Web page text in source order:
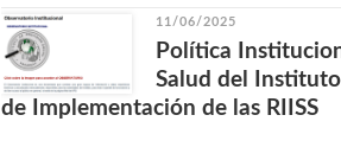
11/06/2025
Política
Salud del
de Implementación de las RIISS